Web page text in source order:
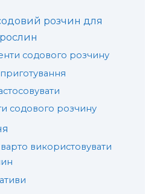
розчин для
содового розчину
содового розчину
використовувати